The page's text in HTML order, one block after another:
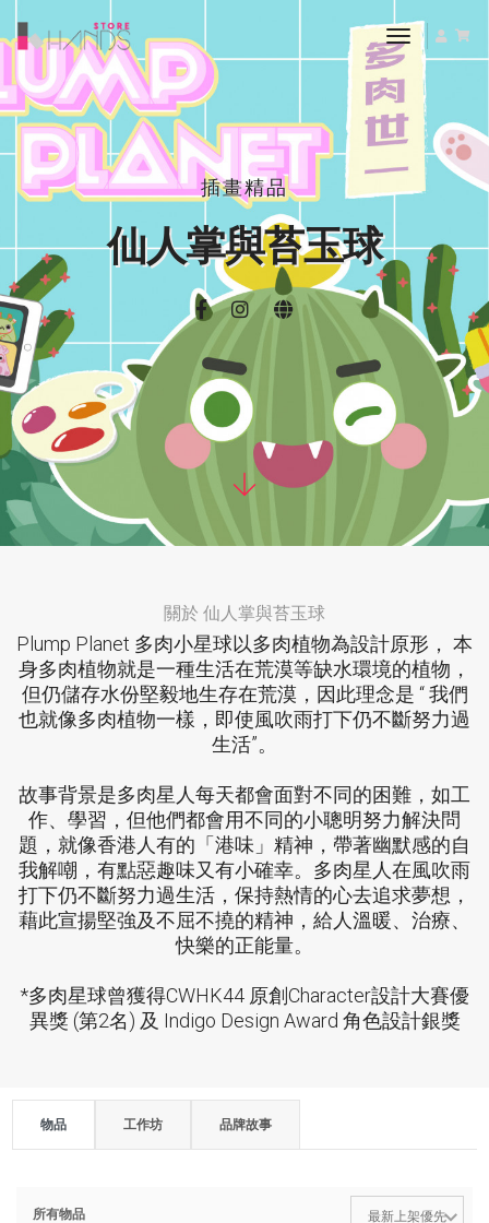
toggle
插畫精品
仙人掌與苔玉球
關於 仙人掌與苔玉球
Plump Planet 多肉小星球以多肉植物為設計原形， 本
身多肉植物就是一種生活在荒漠等缺水環境的植物，
但仍儲存水份堅毅地生存在荒漠，因此理念是 “ 我們
也就像多肉植物一樣，即使風吹雨打下仍不斷努力過
生活”。
故事背景是多肉星人每天都會面對不同的困難，如工
作、學習，但他們都會用不同的小聰明努力解決問
題，就像香港人有的「港味」精神，帶著幽默感的自
我解嘲，有點惡趣味又有小確幸。多肉星人在風吹雨
打下仍不斷努力過生活，保持熱情的心去追求夢想，
藉此宣揚堅強及不屈不撓的精神，給人溫暖、治療、
快樂的正能量。
*多肉星球曾獲得CWHK44 原創Character設計大賽優
異獎 (第2名) 及 Indigo Design Award 角色設計銀獎
物品 工作坊 品牌故事
所有物品